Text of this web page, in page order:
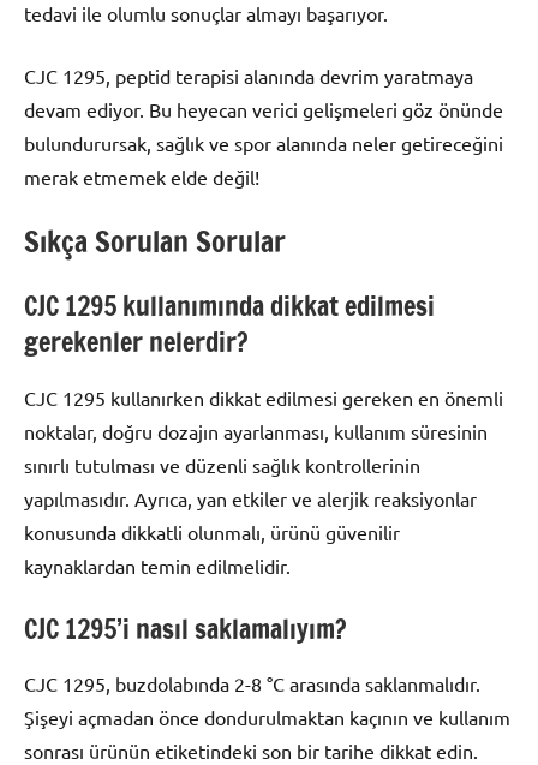
tedavi ile olumlu sonuçlar almayı başarıyor.
CJC 1295, peptid terapisi alanında devrim yaratmaya
devam ediyor. Bu heyecan verici gelişmeleri göz önünde
bulundurursak, sağlık ve spor alanında neler getireceğini
merak etmemek elde değil!
Sıkça Sorulan Sorular
CJC 1295 kullanımında dikkat edilmesi
gerekenler nelerdir?
CJC 1295 kullanırken dikkat edilmesi gereken en önemli
noktalar, doğru dozajın ayarlanması, kullanım süresinin
sınırlı tutulması ve düzenli sağlık kontrollerinin
yapılmasıdır. Ayrıca, yan etkiler ve alerjik reaksiyonlar
konusunda dikkatli olunmalı, ürünü güvenilir
kaynaklardan temin edilmelidir.
CJC 1295’i nasıl saklamalıyım?
CJC 1295, buzdolabında 2-8 °C arasında saklanmalıdır.
Şişeyi açmadan önce dondurulmaktan kaçının ve kullanım
sonrası ürünün etiketindeki son bir tarihe dikkat edin.